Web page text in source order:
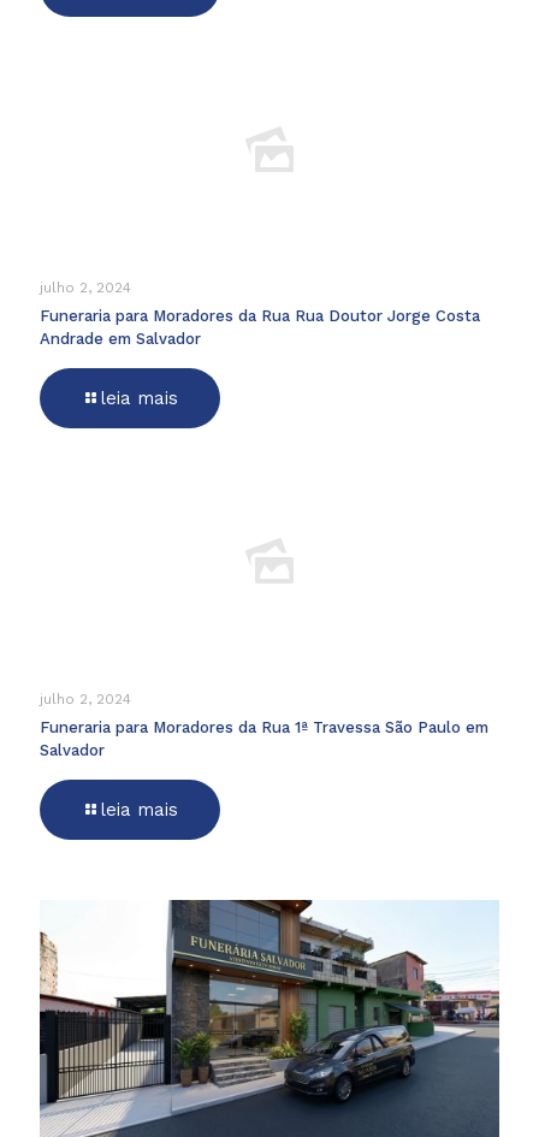
julho 2, 2024
Funeraria para Moradores da Rua Rua Doutor Jorge Costa
Andrade em Salvador
leia mais
julho 2, 2024
Funeraria para Moradores da Rua 1ª Travessa São Paulo em
Salvador
leia mais